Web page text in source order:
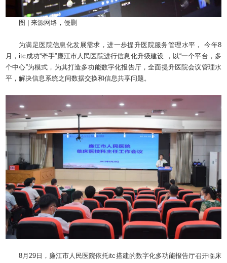
图 | 来源网络，侵删
为满足医院信息化发展需求，进一步提升医院服务管理水平， 今年8
月，itc成功“牵手”廉江市人民医院进行信息化升级建设 ，以“一个平台，多
个中心”为模式，为其打造多功能数字化报告厅，全面提升医院会议管理水
平，解决信息系统之间数据交换和信息共享问题。
8月29日，廉江市人民医院依托itc搭建的数字化多功能报告厅召开临床